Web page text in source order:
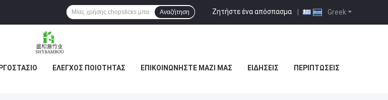
Greek
Ζητήστε ένα απόσπασμα |
Αναζήτηση
ΈΛΕΓΧΟΣ ΠΟΙΌΤΗΤΑΣ ΕΠΙΚΟΙΝΩΝΉΣΤΕ ΜΑΖΊ ΜΑΣ ΕΙΔΉΣΕΙΣ ΠΕΡΙΠΤΏΣΕΙΣ